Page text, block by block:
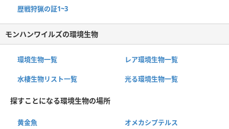
歴戦狩猟の証1~3
モンハンワイルズの環境生物
環境生物一覧 レア環境生物一覧
水棲生物リスト一覧 光る環境生物一覧
探すことになる環境生物の場所
黄金魚 オメカシプテルス